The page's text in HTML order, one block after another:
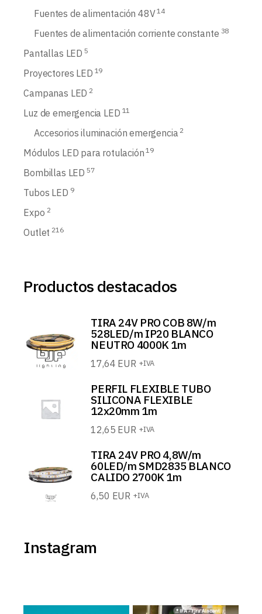
Fuentes de alimentación 48V 14
Fuentes de alimentación corriente constante 38
Pantallas LED 5
Proyectores LED 19
Campanas LED 2
Luz de emergencia LED 11
Accesorios iluminación emergencia 2
Módulos LED para rotulación 19
Bombillas LED 57
Tubos LED 9
Expo 2
Outlet 216
Productos destacados
TIRA 24V PRO COB 8W/m
528LED/m IP20 BLANCO
NEUTRO 4000K 1m
17,64 EUR +IVA
PERFIL FLEXIBLE TUBO
SILICONA FLEXIBLE
12x20mm 1m
12,65 EUR +IVA
TIRA 24V PRO 4,8W/m
60LED/m SMD2835 BLANCO
CALIDO 2700K 1m
6,50 EUR +IVA
Instagram